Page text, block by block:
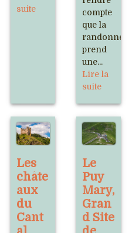
suite
compte
que la
randonnée
prend
une...
Lire la
suite
Les
châte
aux
du
Cant
Le
Puy
Mary,
Gran
d Site